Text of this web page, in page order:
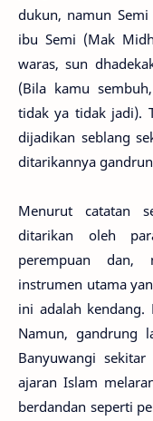
dukun, namun
ibu Semi (Mak
waras, sun
(Bila kamu
tidak ya tidak jadi).
dijadikan seblang
ditarikannya
Menurut catatan
ditarikan oleh
perempuan dan,
instrumen utama
ini adalah kendang.
Namun, gandrung
Banyuwangi
ajaran Islam
berdandan seperti